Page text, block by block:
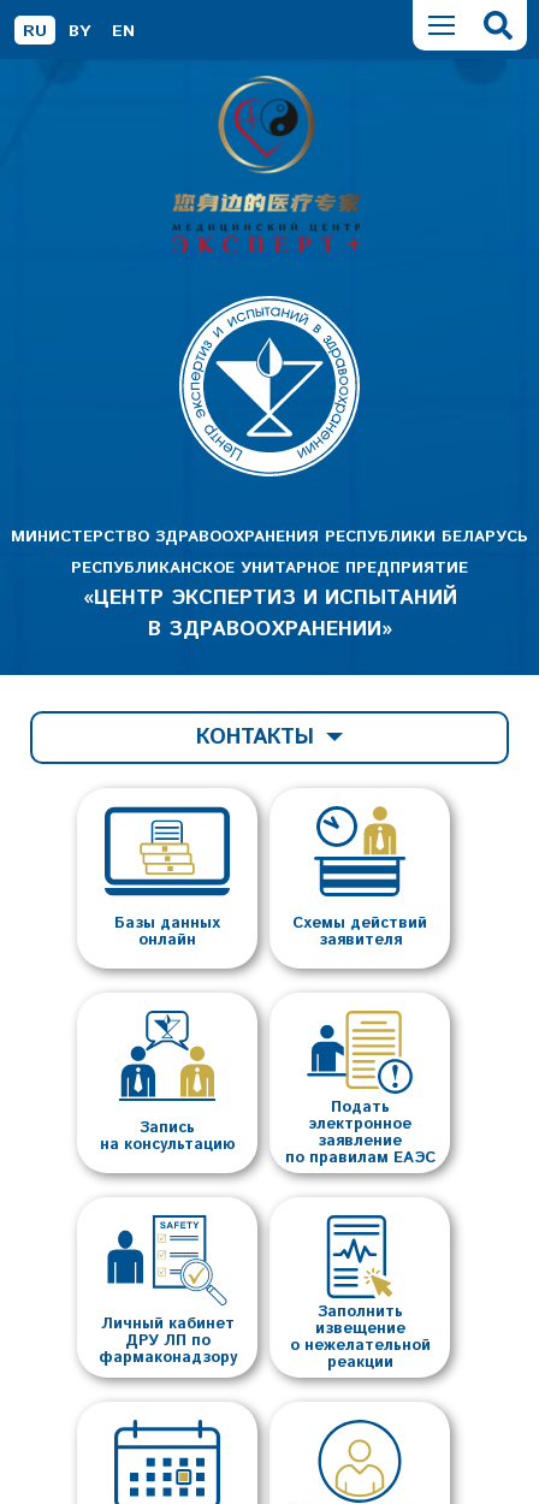
RU BY EN
МИНИСТЕРСТВО ЗДРАВООХРАНЕНИЯ РЕСПУБЛИКИ БЕЛАРУСЬ
РЕСПУБЛИКАНСКОЕ УНИТАРНОЕ ПРЕДПРИЯТИЕ
«ЦЕНТР ЭКСПЕРТИЗ И ИСПЫТАНИЙ
В ЗДРАВООХРАНЕНИИ»
КОНТАКТЫ
Базы данных
онлайн
Схемы действий
заявителя
Запись
на консультацию
Подать
электронное
заявление
по правилам ЕАЭС
Личный кабинет
ДРУ ЛП по
фармаконадзору
Заполнить
извещение
о нежелательной
реакции